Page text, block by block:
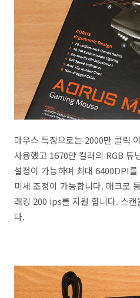
마우스 특징으로는 2000만 클릭
사용했고 1670만 컬러의 RGB 튜
설정이 가능하며 최대 6400DPI
미세 조정이 가능합니다. 매크로
래킹 200 ips를 지원 합니다. 스
다.